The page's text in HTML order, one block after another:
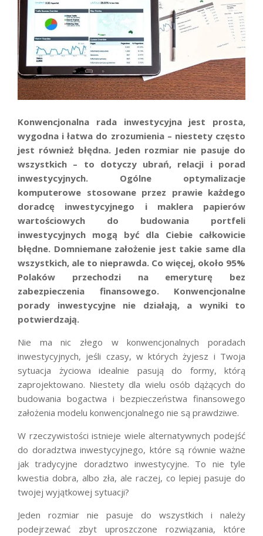
Konwencjonalna rada inwestycyjna jest prosta,
wygodna i łatwa do zrozumienia – niestety często
jest również błędna. Jeden rozmiar nie pasuje do
wszystkich – to dotyczy ubrań, relacji i porad
inwestycyjnych. Ogólne optymalizacje
komputerowe stosowane przez prawie każdego
doradcę inwestycyjnego i maklera papierów
wartościowych do budowania portfeli
inwestycyjnych mogą być dla Ciebie całkowicie
błędne. Domniemane założenie jest takie same dla
wszystkich, ale to nieprawda. Co więcej, około 95%
Polaków przechodzi na emeryturę bez
zabezpieczenia finansowego. Konwencjonalne
porady inwestycyjne nie działają, a wyniki to
potwierdzają.
Nie ma nic złego w konwencjonalnych poradach
inwestycyjnych, jeśli czasy, w których żyjesz i Twoja
sytuacja życiowa idealnie pasują do formy, którą
zaprojektowano. Niestety dla wielu osób dążących do
budowania bogactwa i bezpieczeństwa finansowego
założenia modelu konwencjonalnego nie są prawdziwe.
W rzeczywistości istnieje wiele alternatywnych podejść
do doradztwa inwestycyjnego, które są równie ważne
jak tradycyjne doradztwo inwestycyjne. To nie tyle
kwestia dobra, albo zła, ale raczej, co lepiej pasuje do
twojej wyjątkowej sytuacji?
Jeden rozmiar nie pasuje do wszystkich i należy
podejrzewać zbyt uproszczone rozwiązania, które